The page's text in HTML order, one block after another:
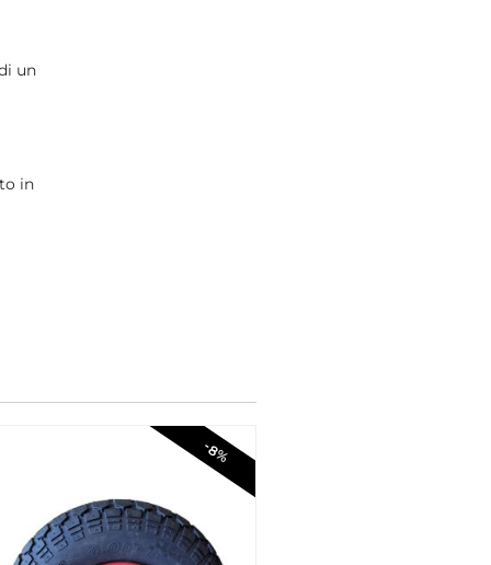
un
in
-8%